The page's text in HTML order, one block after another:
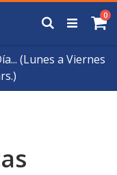
(Lunes a Viernes
0
Buscar